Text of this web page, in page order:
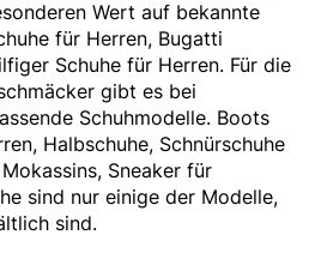
Wert auf bekannte
für Herren, Bugatti
Schuhe für Herren. Für die
gibt es bei
Schuhmodelle. Boots
Halbschuhe, Schnürschuhe
Sneaker für
sind nur einige der Modelle,
sind.